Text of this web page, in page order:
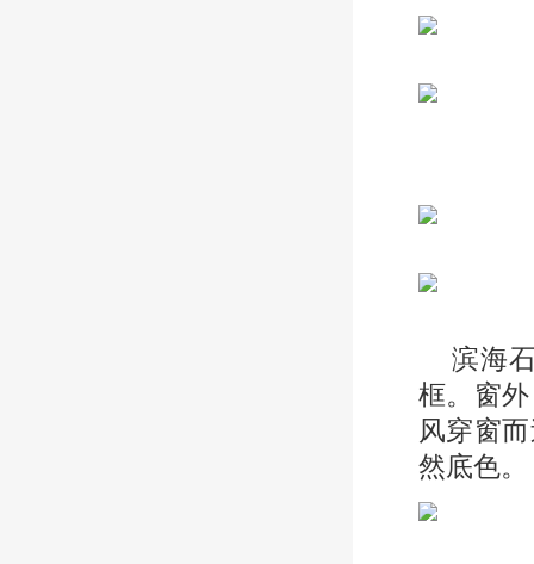
滨海
框。窗
风穿窗
然底色。